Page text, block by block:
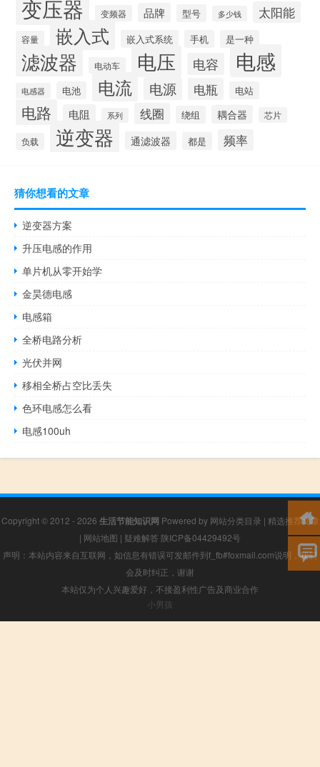
变压器 变频器 品牌 型号 多少钱 太阳能
容量 嵌入式 嵌入式系统 手机 是一种
滤波器 电动车 电压 电容 电感
电感器 电池 电流 电源 电瓶 电站
电路 电阻 系列 线圈 绕组 耦合器 芯片
负载 逆变器 通滤波器 都是 频率
猜你想看的文章
逆变器方案
升压电感的作用
单片机从零开始学
金昊德电感
电感箱
全桥电路分析
光伏并网
移相全桥占空比丢失
色环电感怎么看
电感100uh
Copyright © 2012 - 2026 生活节能知识网 Powered by 网站分类目录 | 精选推荐文章
| 网站地图 | 疑难解答 陕ICP备04429492号
声明：本站内容来自互联网，如信息有错误可发邮件到f_fb#foxmail.com说明，我们
会及时纠正，谢谢
本站仅为个人兴趣爱好，不接盈利性广告及商业合作
小男孩